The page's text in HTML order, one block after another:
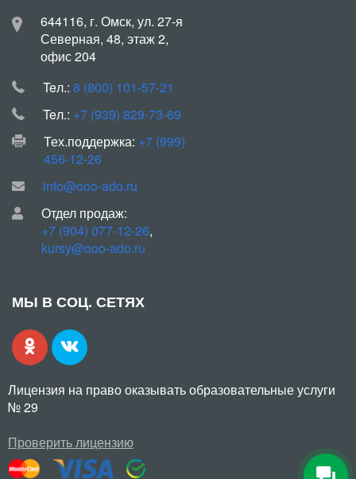
644116, г. Омск, ул. 27-я
Северная, 48, этаж 2,
офис 204
Teл.: 8 (800) 101-57-21
Teл.: +7 (939) 829-73-69
Тех.поддержка: +7 (999)
456-12-26
info@ooo-ado.ru
Отдел продаж:
+7 (904) 077-12-26,
kursy@ooo-ado.ru
МЫ В СОЦ. СЕТЯХ
Лицензия на право оказывать образовательные услуги
№ 29
Проверить лицензию